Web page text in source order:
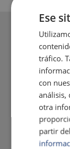
Ese
tráfico.
con
análisis,
otra
partir